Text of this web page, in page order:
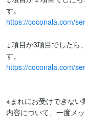
https://coconala.com/
↓項目が3項目でしたら
https://coconala.com/
※まれにお受けできな
内容について、一度メ